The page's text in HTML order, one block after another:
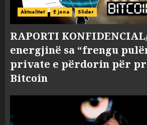
Aktualitet E jona Slider
RAPORTI
energjinë sa “frengu
private e përdorin për
Bitcoin